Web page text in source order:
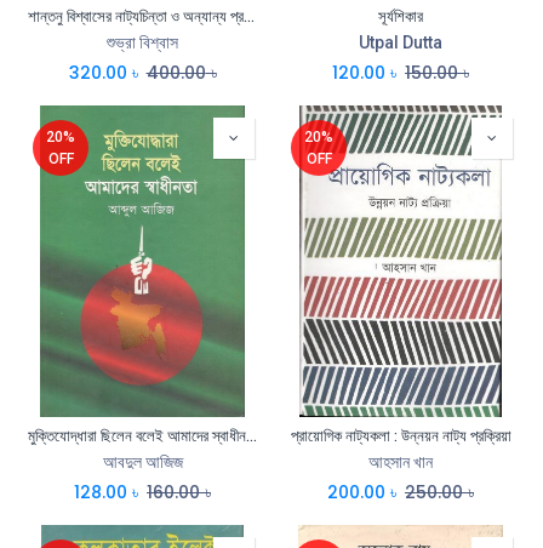
শান্তনু বিশ্বাসের নাট্যচিন্তা ও অন্যান্য প্রসঙ্গ
শুভ্রা বিশ্বাস
320.00 ৳ 400.00৳
সূর্যশিকার
Utpal Dutta
120.00 ৳ 150.00৳
20%
OFF
মুক্তিযোদ্ধারা ছিলেন বলেই আমাদের স্বাধীনতা
আবদুল আজিজ
128.00 ৳ 160.00৳
20%
OFF
প্রায়োগিক নাট্যকলা : উন্নয়ন নাট্য প্রক্রিয়া
আহসান খান
200.00 ৳ 250.00৳